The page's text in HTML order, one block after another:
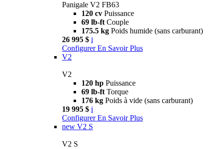
Panigale V2 FB63
120 cv Puissance
69 lb-ft Couple
175.5 kg Poids humide (sans carburant)
26 995 $ i
Configurer En Savoir Plus
V2
V2
120 hp Puissance
69 lb-ft Torque
176 kg Poids à vide (sans carburant)
19 995 $ i
Configurer En Savoir Plus
new V2 S
V2 S